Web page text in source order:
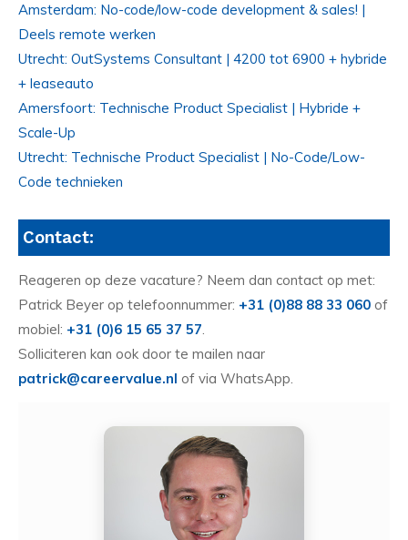
Amsterdam: No-code/low-code development & sales! |
Deels remote werken
Utrecht: OutSystems Consultant | 4200 tot 6900 + hybride
+ leaseauto
Amersfoort: Technische Product Specialist | Hybride +
Scale-Up
Utrecht: Technische Product Specialist | No-Code/Low-
Code technieken
Contact:
Reageren op deze vacature? Neem dan contact op met:
Patrick Beyer op telefoonnummer: +31 (0)88 88 33 060 of
mobiel: +31 (0)6 15 65 37 57.
Solliciteren kan ook door te mailen naar
patrick@careervalue.nl of via WhatsApp.